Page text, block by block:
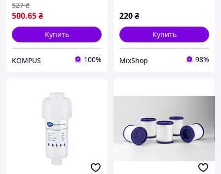
500.65₴
527 ₴
Купить
KOMPUS 100%
220₴
Купить
MixShop 98%